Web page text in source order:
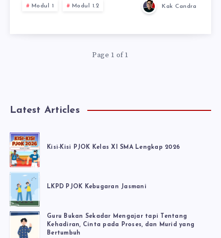
Modul 1 Modul 1.2 Kak Candra
Page 1 of 1
Latest Articles
Kisi-Kisi PJOK Kelas XI SMA Lengkap 2026
LKPD PJOK Kebugaran Jasmani
Guru Bukan Sekadar Mengajar tapi Tentang
Kehadiran, Cinta pada Proses, dan Murid yang
Bertumbuh